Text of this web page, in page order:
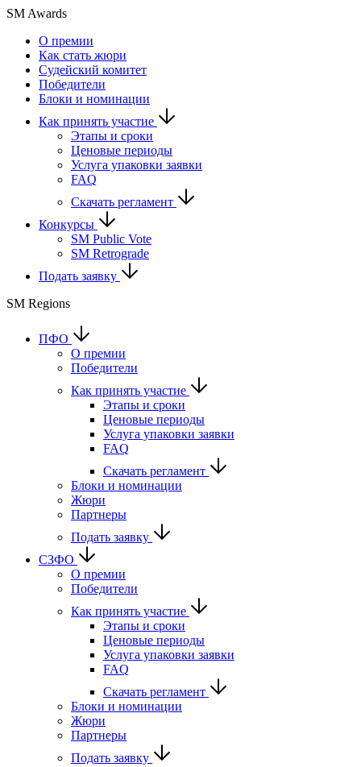
SM Awards
О премии
Как стать жюри
Судейский комитет
Победители
Блоки и номинации
Как принять участие
Этапы и сроки
Ценовые периоды
Услуга упаковки заявки
FAQ
Скачать регламент
Конкурсы
SM Public Vote
SM Retrograde
Подать заявку
SM Regions
ПФО
О премии
Победители
Как принять участие
Этапы и сроки
Ценовые периоды
Услуга упаковки заявки
FAQ
Скачать регламент
Блоки и номинации
Жюри
Партнеры
Подать заявку
СЗФО
О премии
Победители
Как принять участие
Этапы и сроки
Ценовые периоды
Услуга упаковки заявки
FAQ
Скачать регламент
Блоки и номинации
Жюри
Партнеры
Подать заявку